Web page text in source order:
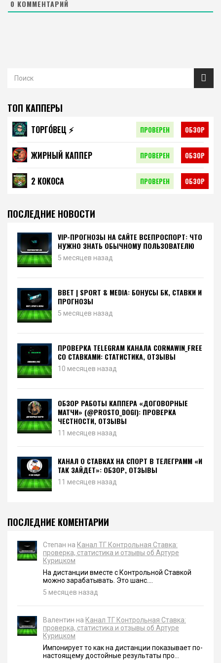
0 КОММЕНТАРИЙ
ТОП КАППЕРЫ
ТОРГО́ВЕЦ ⚡️ ПРОВЕРЕН ОБЗОР
ЖИРНЫЙ КАППЕР ПРОВЕРЕН ОБЗОР
2 КОКОСА ПРОВЕРЕН ОБЗОР
ПОСЛЕДНИЕ НОВОСТИ
VIP-ПРОГНОЗЫ НА САЙТЕ ВСЕПРОСПОРТ: ЧТО
НУЖНО ЗНАТЬ ОБЫЧНОМУ ПОЛЬЗОВАТЕЛЮ
5 месяцев назад
BBET | SPORT & MEDIA: БОНУСЫ БК, СТАВКИ И
ПРОГНОЗЫ
5 месяцев назад
ПРОВЕРКА TELEGRAM КАНАЛА CORNAWIN_FREE
СО СТАВКАМИ: СТАТИСТИКА, ОТЗЫВЫ
10 месяцев назад
ОБЗОР РАБОТЫ КАППЕРА «ДОГОВОРНЫЕ
МАТЧИ» (@PROSTO_DOGI): ПРОВЕРКА
ЧЕСТНОСТИ, ОТЗЫВЫ
11 месяцев назад
КАНАЛ О СТАВКАХ НА СПОРТ В ТЕЛЕГРАММ «И
ТАК ЗАЙДЕТ»: ОБЗОР, ОТЗЫВЫ
11 месяцев назад
ПОСЛЕДНИЕ КОМЕНТАРИИ
Степан на Канал ТГ Контрольная Ставка:
проверка, статистика и отзывы об Артуре
Курицком
На дистанции вместе с Контрольной Ставкой
можно зарабатывать. Это шанс....
5 месяцев назад
Валентин на Канал ТГ Контрольная Ставка:
проверка, статистика и отзывы об Артуре
Курицком
Импонирует то как на дистанции показывает по-
настоящему достойные результаты про...